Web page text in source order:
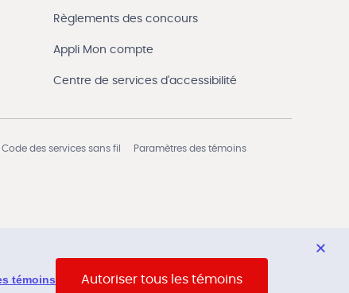
Règlements des concours
Appli Mon compte
Centre de services d'accessibilité
des services sans fil
Paramètres des témoins
témoins Autoriser tous les témoins